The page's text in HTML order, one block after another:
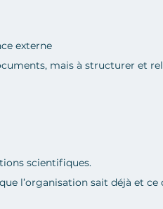
externe
mais à structurer et
scientifiques.
l’organisation sait déjà et